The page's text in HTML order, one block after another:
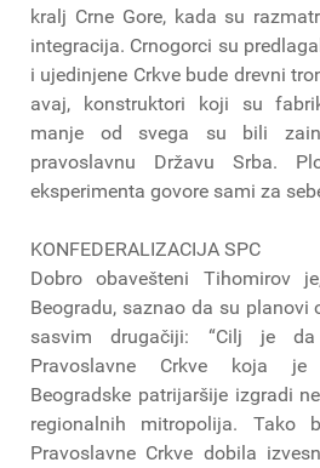
kralj Crne Gore, kada su
integracija. Crnogorci su
i ujedinjene Crkve bude drevni
avaj, konstruktori koji su
manje od svega su bili
pravoslavnu Državu Srba.
eksperimenta govore sami za
KONFEDERALIZACIJA SPC
Dobro obavešteni Tihomirov
Beogradu, saznao da su planovi
sasvim drugačiji: “Cilj je
Pravoslavne Crkve koja je
Beogradske patrijaršije izgradi
regionalnih mitropolija. Tako
Pravoslavne Crkve dobila